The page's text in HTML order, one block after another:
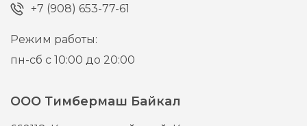
+7 (908) 653-77-61
Режим работы:
пн-сб с 10:00 до 20:00
ООО Тимбермаш Байкал